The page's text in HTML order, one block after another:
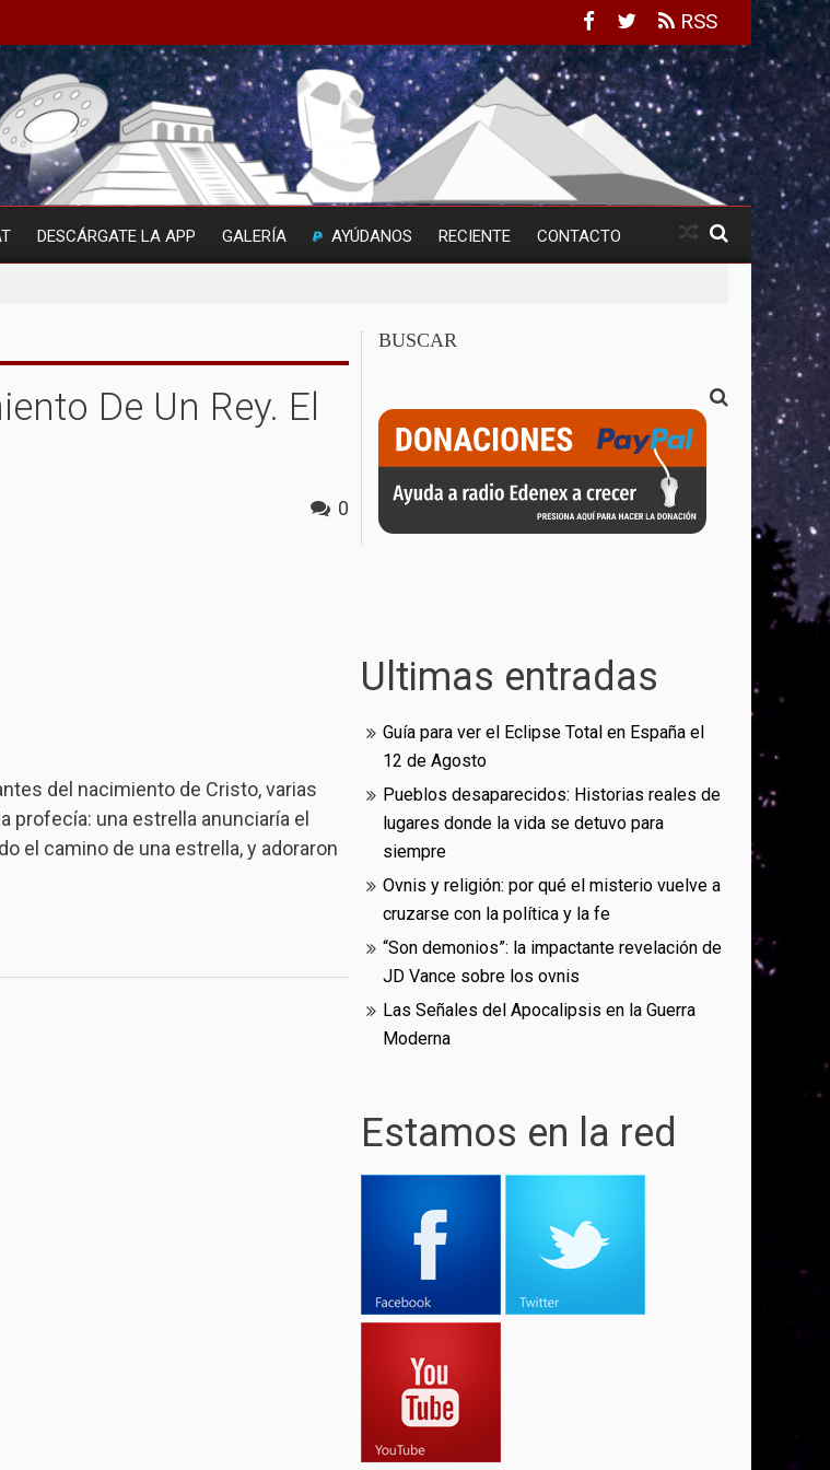
RSS
DESCÁRGATE LA APP GALERÍA AYÚDANOS RECIENTE CONTACTO
De Un Rey. El
0
del nacimiento de Cristo, varias
una estrella anunciaría el
el camino de una estrella, y adoraron
BUSCAR
Ultimas entradas
Guía para ver el Eclipse Total en España el
12 de Agosto
Pueblos desaparecidos: Historias reales de
lugares donde la vida se detuvo para
siempre
Ovnis y religión: por qué el misterio vuelve a
cruzarse con la política y la fe
“Son demonios”: la impactante revelación de
JD Vance sobre los ovnis
Las Señales del Apocalipsis en la Guerra
Moderna
Estamos en la red